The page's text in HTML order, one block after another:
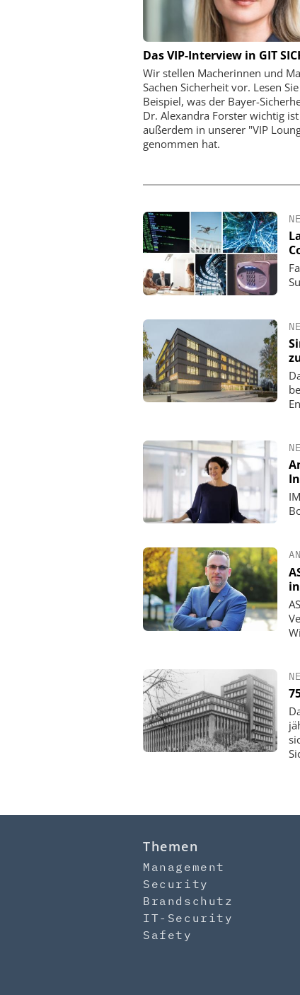
Das VIP-Interview in GIT
Wir stellen Macherinnen und
Sachen Sicherheit vor. Lesen
Beispiel, was der Bayer-
Dr. Alexandra Forster wichtig
außerdem in unserer "VIP
genommen hat.
2026 - Leitmesse für
kritische Kommunikation
WEHRHAN-TPS
GMBH
Perimetersicherheit
Wie das urbane
Wehrhan-TPS reale
sichtbar
Themen
Management
Security
Brandschutz
IT-Security
Safety